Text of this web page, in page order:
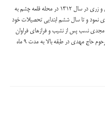
مرحوم عبدالحمید مجدی نسب فرزند سوم حاج هادی و زری در سال 1312 در محله قلعه چشم به
و تا سال ششم ابتدایی تحصیلات خود
عموی خود ایران مجدی نسب پس از نشیب و فرازهای فراوان
وصلت نمود.بعد از ازدواج در منزل پدربزرگ پدریش مرحوم حاج مهدی در طبقه بالا به مدت 9 ماه